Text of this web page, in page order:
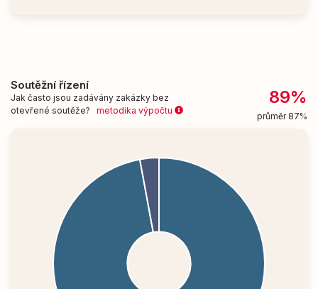
Soutěžní řízení
Jak často jsou zadávány zakázky bez
otevřené soutěže? metodika výpočtu
89%
průměr 87%